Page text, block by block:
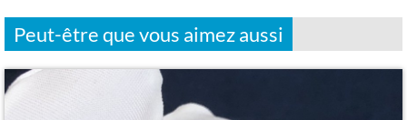
Peut-être que vous aimez aussi